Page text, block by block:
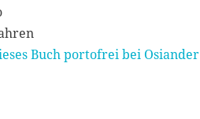
Buch portofrei bei Osiander